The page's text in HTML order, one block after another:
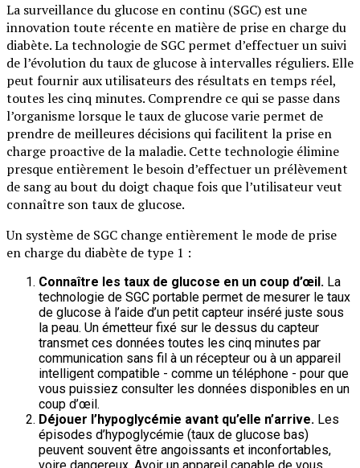
La surveillance du glucose en continu (SGC) est une
innovation toute récente en matière de prise en charge du
diabète. La technologie de SGC permet d’effectuer un suivi
de l’évolution du taux de glucose à intervalles réguliers. Elle
peut fournir aux utilisateurs des résultats en temps réel,
toutes les cinq minutes. Comprendre ce qui se passe dans
l’organisme lorsque le taux de glucose varie permet de
prendre de meilleures décisions qui facilitent la prise en
charge proactive de la maladie. Cette technologie élimine
presque entièrement le besoin d’effectuer un prélèvement
de sang au bout du doigt chaque fois que l’utilisateur veut
connaître son taux de glucose.
Un système de SGC change entièrement le mode de prise
en charge du diabète de type 1 :
Connaître les taux de glucose en un coup d’œil. La
technologie de SGC portable permet de mesurer le taux
de glucose à l’aide d’un petit capteur inséré juste sous
la peau. Un émetteur fixé sur le dessus du capteur
transmet ces données toutes les cinq minutes par
communication sans fil à un récepteur ou à un appareil
intelligent compatible - comme un téléphone - pour que
vous puissiez consulter les données disponibles en un
coup d’œil.
Déjouer l’hypoglycémie avant qu’elle n’arrive. Les
épisodes d’hypoglycémie (taux de glucose bas)
peuvent souvent être angoissants et inconfortables,